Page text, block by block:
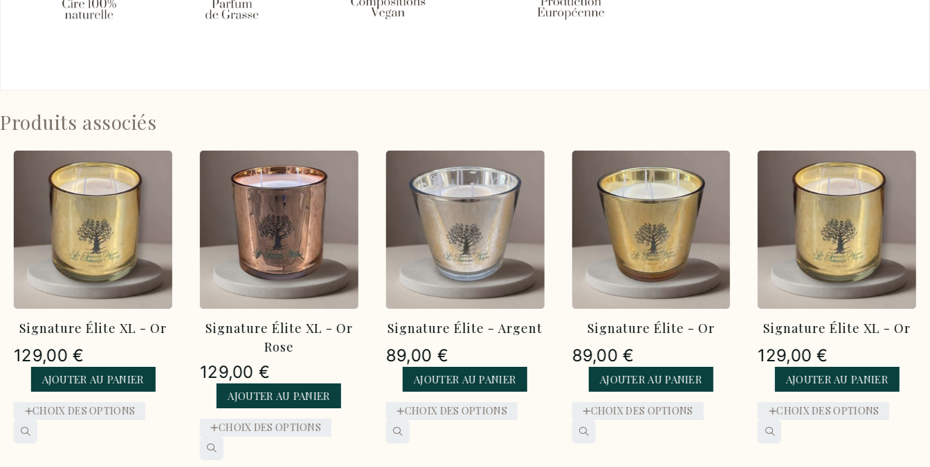
Produits associés
Signature Élite XL - Or
Rose
129,00€
AJOUTER AU PANIER
Signature Élite - Argent
AJOUTER AU PANIER
CHOIX DES OPTIONS
Signature Élite - Or
89,00 €
AJOUTER AU PANIER
CHOIX DES OPTIONS
Signature Élite XL - Or
129,00€
AJOUTER AU PANIER
CHOIX DES OPTIONS
Signature Élite XL - Or
Rose
129,00€
AJOUTER AU PANIER